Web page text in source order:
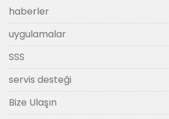
haberler
uygulamalar
SSS
servis desteği
Bize Ulaşın